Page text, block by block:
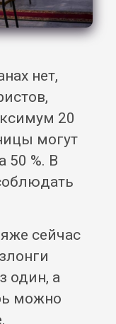
нет,
20
могут
50 %. В
сейчас
один, а
можно